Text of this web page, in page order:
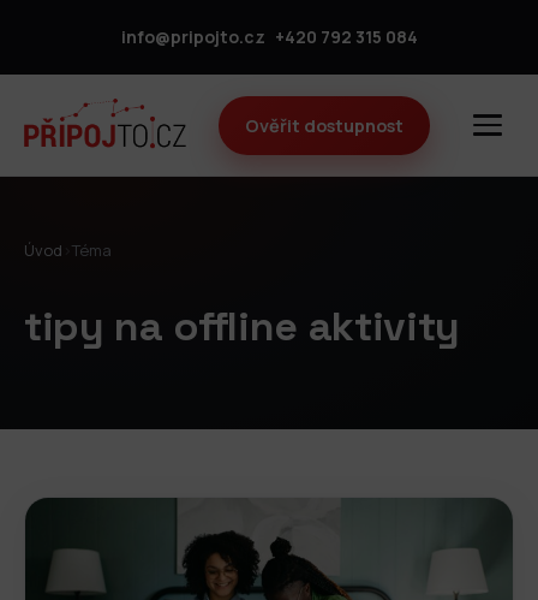
info@pripojto.cz +420 792 315 084
Ověřit dostupnost
Úvod Téma
tipy na offline aktivity